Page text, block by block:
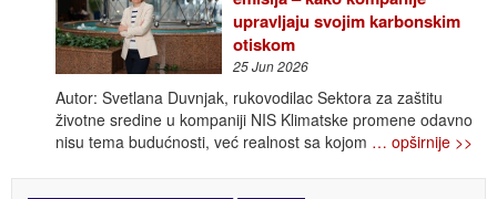
upravljaju svojim karbonskim
otiskom
25 Jun 2026
Autor: Svetlana Duvnjak, rukovodilac Sektora za zaštitu
životne sredine u kompaniji NIS Klimatske promene odavno
nisu tema budućnosti, već realnost sa kojom … opširnije >>